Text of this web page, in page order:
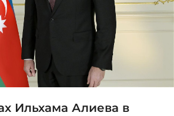
Ильхама Алиева в